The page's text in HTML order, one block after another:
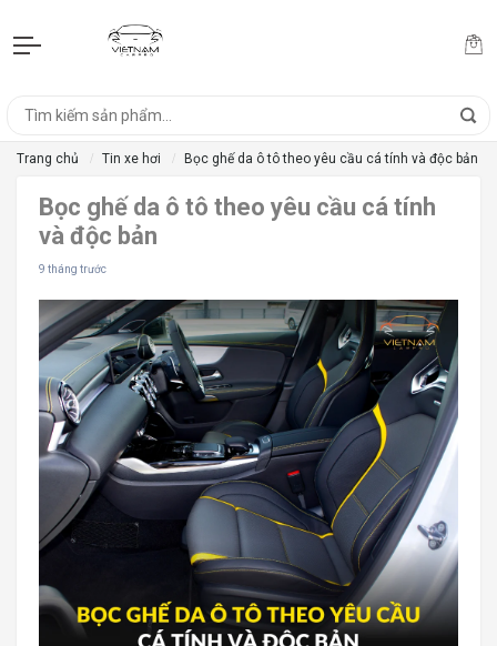
Trang chủ Tin xe hơi Bọc ghế da ô tô theo yêu cầu cá tính và độc bản
Bọc ghế da ô tô theo yêu cầu cá tính
và độc bản
9 tháng trước